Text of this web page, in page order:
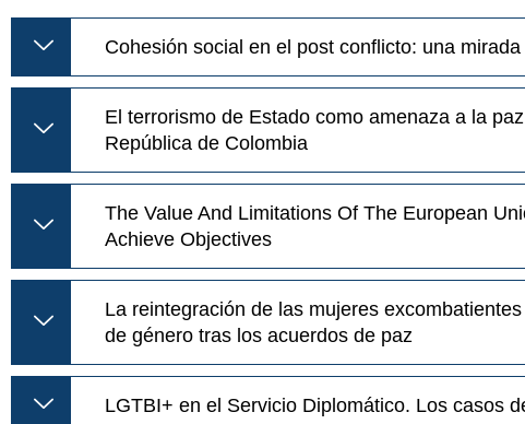
Cohesión social en el post conflicto: una
El terrorismo de Estado como amenaza a la
República de Colombia
The Value And Limitations Of The European
Achieve Objectives
La reintegración de las mujeres
de género tras los acuerdos de paz
LGTBI+ en el Servicio Diplomático. Los casos